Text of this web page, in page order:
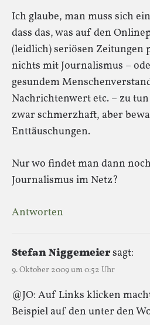
Ich glaube, man muss sich
dass das, was auf den
(leidlich) seriösen Zeitungen
nichts mit Journalismus –
gesundem
Nachrichtenwert etc. – zu
zwar schmerzhaft, aber
Enttäuschungen.
Nur wo findet man dann
Journalismus im Netz?
Antworten
Stefan Niggemeiersagt:
9. Oktober 2009 um 0:52 Uhr
@JO: Auf Links klicken
Beispiel auf den unter den